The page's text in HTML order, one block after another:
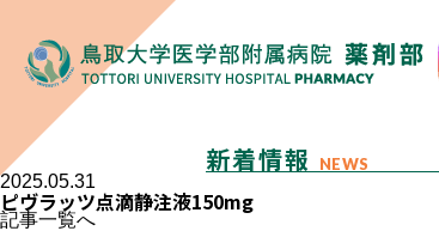
新着情報 NEWS
2025.05.31
ピヴラッツ点滴静注液150mg
記事一覧へ